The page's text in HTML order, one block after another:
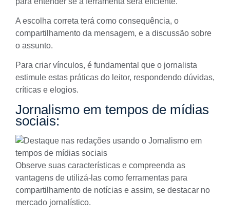
A escolha correta terá como consequência, o
compartilhamento da mensagem, e a discussão sobre
o assunto.
Para criar vínculos, é fundamental que o jornalista
estimule estas práticas do leitor, respondendo dúvidas,
críticas e elogios.
Jornalismo em tempos de mídias
sociais:
Observe suas características e compreenda as
vantagens de utilizá-las como ferramentas para
compartilhamento de notícias e assim, se destacar no
mercado jornalístico.